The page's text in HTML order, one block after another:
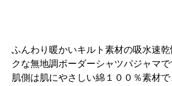
ふんわり暖かいキルト素材の吸水速
クな無地調ボーダーシャツパジャマで
肌側は肌にやさしい綿１００％素材